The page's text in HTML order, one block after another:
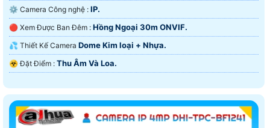
⚙ Camera Công nghệ : IP.
🔴 Xem Được Ban Đêm : Hồng Ngoại 30m ONVIF.
💦 Thiết Kế Camera Dome Kim loại + Nhựa.
️☣️ Đặt Điểm : Thu Âm Và Loa.